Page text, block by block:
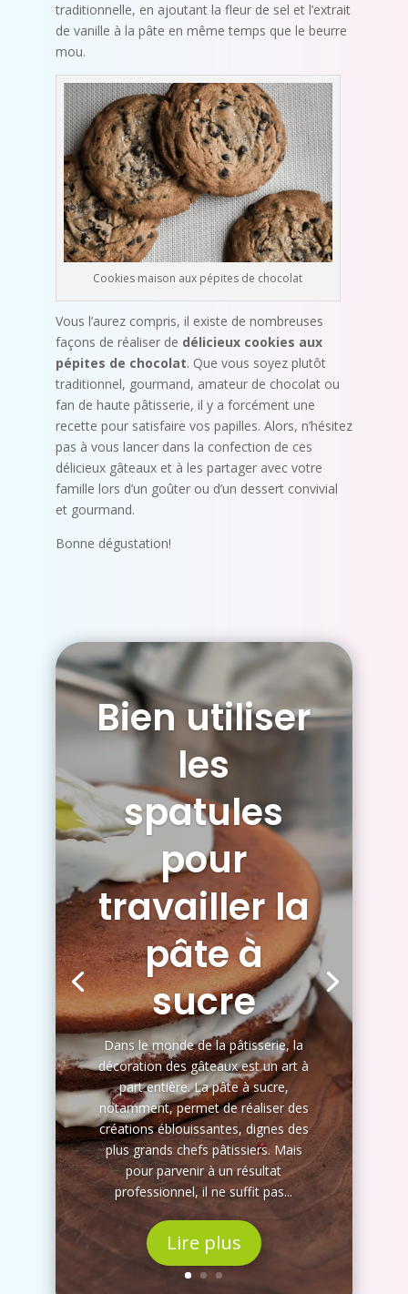
traditionnelle, en ajoutant la fleur de sel et l’extrait
de vanille à la pâte en même temps que le beurre
mou.
Cookies maison aux pépites de chocolat
Vous l’aurez compris, il existe de nombreuses
façons de réaliser de délicieux cookies aux
pépites de chocolat. Que vous soyez plutôt
traditionnel, gourmand, amateur de chocolat ou
fan de haute pâtisserie, il y a forcément une
recette pour satisfaire vos papilles. Alors, n’hésitez
pas à vous lancer dans la confection de ces
délicieux gâteaux et à les partager avec votre
famille lors d’un goûter ou d’un dessert convivial
et gourmand.
Bonne dégustation!
Bien utiliser
les
spatules
pour
travailler la
pâte à
sucre
Dans le monde de la pâtisserie, la
décoration des gâteaux est un art à
part entière. La pâte à sucre,
notamment, permet de réaliser des
créations éblouissantes, dignes des
plus grands chefs pâtissiers. Mais
pour parvenir à un résultat
professionnel, il ne suffit pas...
Lire plus